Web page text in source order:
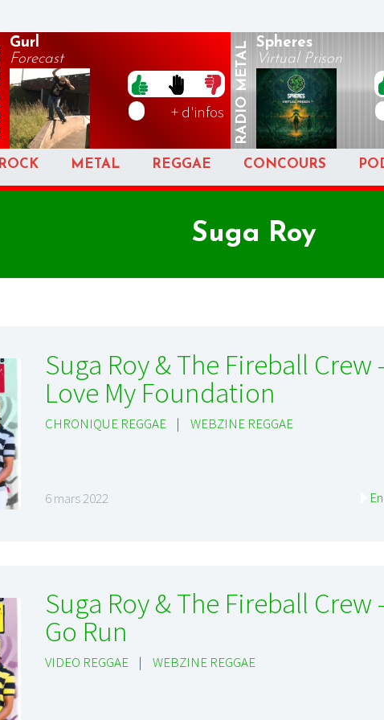
Gurl
Forecast
+ d'infos RADIO
METAL Spheres
Virtual Prison
ROCK METAL REGGAE CONCOURS
Suga Roy
Suga Roy & The Fireball Crew
Love My Foundation
CHRONIQUE REGGAE | WEBZINE REGGAE
6 mars 2022
Suga Roy & The Fireball Crew
Go Run
VIDEO REGGAE | WEBZINE REGGAE